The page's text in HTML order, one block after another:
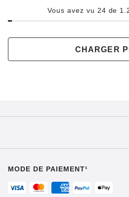
Vous avez vu 24 de
CHARGER
MODE DE PAIEMENT¹